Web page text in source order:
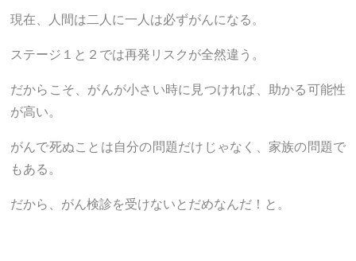
現在、人間は二人に一人は必ずがんになる。
ステージ１と２では再発リスクが全然違う。
だからこそ、がんが小さい時に見つければ、助かる可能性
が高い。
がんで死ぬことは自分の問題だけじゃなく、家族の問題で
もある。
だから、がん検診を受けないとだめなんだ！と。